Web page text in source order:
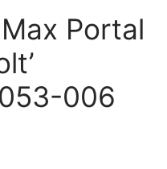
Portal
006